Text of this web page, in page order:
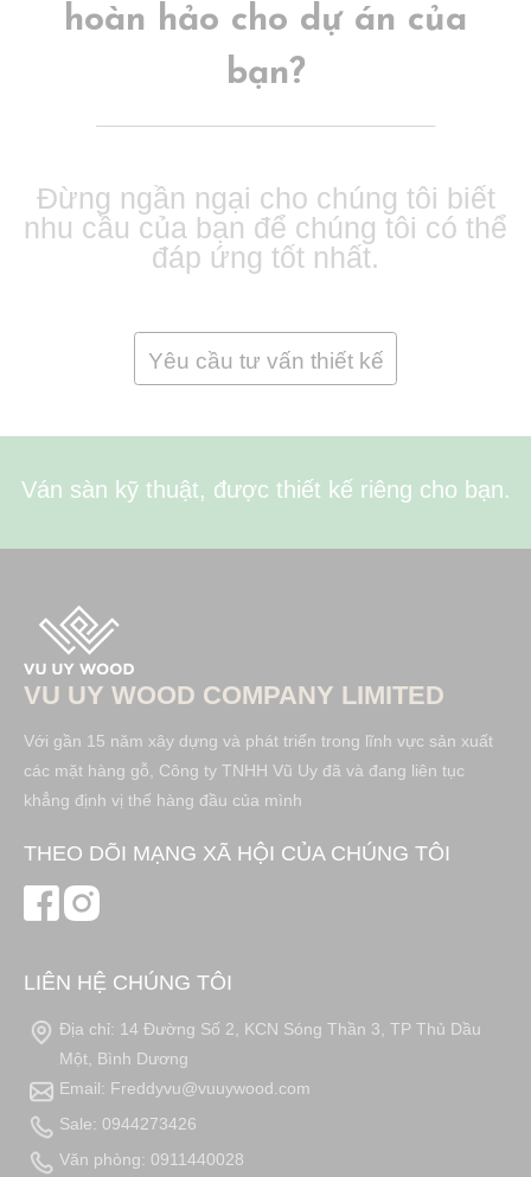
hoàn hảo cho dự án của
bạn?
Đừng ngần ngại cho chúng tôi biết
nhu cầu của bạn để chúng tôi có thể
đáp ứng tốt nhất.
Yêu cầu tư vấn thiết kế
Ván sàn kỹ thuật, được thiết kế riêng cho bạn.
VU UY WOOD COMPANY LIMITED
Với gần 15 năm xây dựng và phát triển trong lĩnh vực sản xuất
các mặt hàng gỗ, Công ty TNHH Vũ Uy đã và đang liên tục
khẳng định vị thế hàng đầu của mình
THEO DÕI MẠNG XÃ HỘI CỦA CHÚNG TÔI
LIÊN HỆ CHÚNG TÔI
Địa chỉ: 14 Đường Số 2, KCN Sóng Thần 3, TP Thủ Dầu
Một, Bình Dương
Email: Freddyvu@vuuywood.com
Sale: 0944273426
Văn phòng: 0911440028